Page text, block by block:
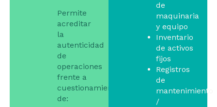
Permite
acreditar
la
autenticidad
de
operaciones
frente a
cuestionamientos
de:
de
maquinaria
y equipo
Inventario
de activos
fijos
Registros
de
mantenimiento
/